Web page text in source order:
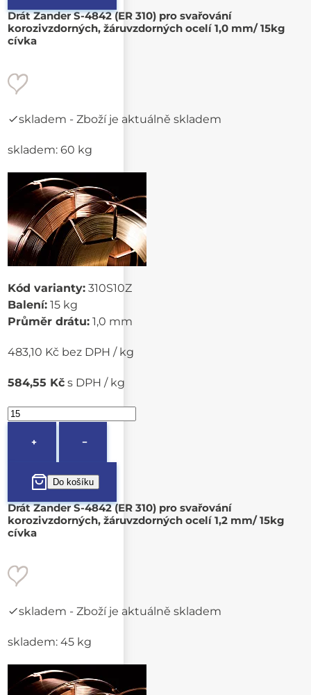
Drát Zander S-4842 (ER 310) pro svařování
korozivzdorných, žáruvzdorných ocelí 1,0 mm/ 15kg
cívka
skladem - Zboží je aktuálně skladem
skladem: 60 kg
Kód varianty: 310S10Z
Balení: 15 kg
Průměr drátu: 1,0 mm
483,10 Kč bez DPH / kg
584,55 Kč s DPH / kg
+ −
Drát Zander S-4842 (ER 310) pro svařování
korozivzdorných, žáruvzdorných ocelí 1,2 mm/ 15kg
cívka
skladem - Zboží je aktuálně skladem
skladem: 45 kg